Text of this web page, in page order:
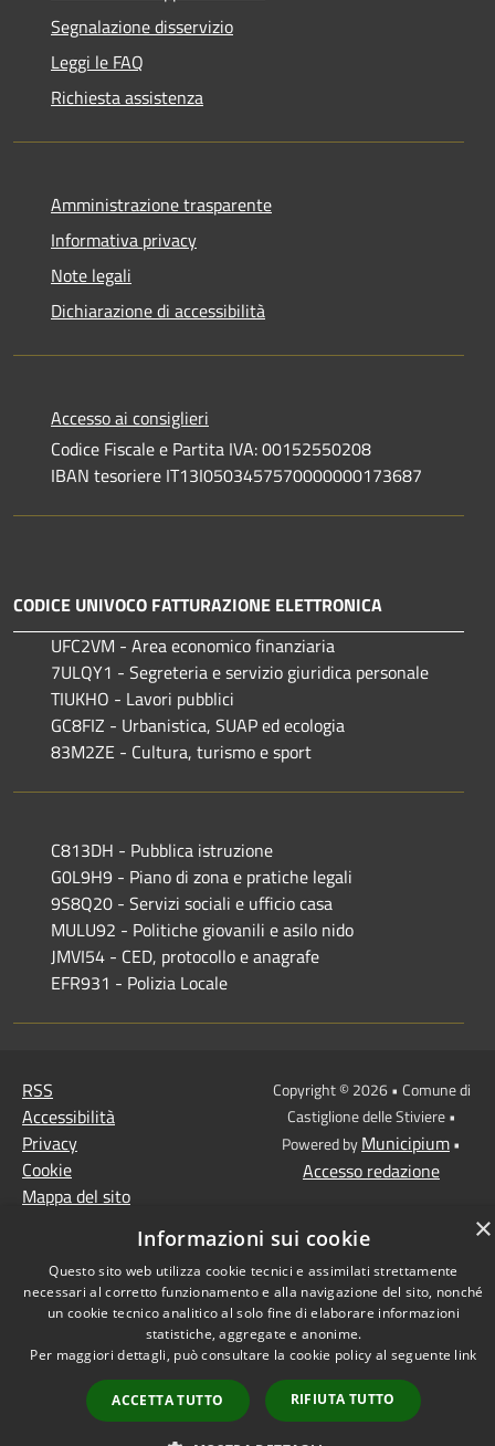
Segnalazione disservizio
Leggi le FAQ
Richiesta assistenza
Amministrazione trasparente
Informativa privacy
Note legali
Dichiarazione di accessibilità
Accesso ai consiglieri
Codice Fiscale e Partita IVA: 00152550208
IBAN tesoriere IT13I0503457570000000173687
CODICE UNIVOCO FATTURAZIONE ELETTRONICA
UFC2VM - Area economico finanziaria
7ULQY1 - Segreteria e servizio giuridica personale
TIUKHO - Lavori pubblici
GC8FIZ - Urbanistica, SUAP ed ecologia
83M2ZE - Cultura, turismo e sport
C813DH - Pubblica istruzione
G0L9H9 - Piano di zona e pratiche legali
9S8Q20 - Servizi sociali e ufficio casa
MULU92 - Politiche giovanili e asilo nido
JMVI54 - CED, protocollo e anagrafe
EFR931 - Polizia Locale
RSS
Accessibilità
Privacy
Cookie
Mappa del sito
Copyright © 2026 • Comune di
Castiglione delle Stiviere •
Powered byMunicipium•
Accesso redazione
×
Informazioni sui cookie
Questo sito web utilizza cookie tecnici e assimilati strettamente
necessari al corretto funzionamento e alla navigazione del sito, nonché
un cookie tecnico analitico al solo fine di elaborare informazioni
statistiche, aggregate e anonime.
Per maggiori dettagli, può consultare la cookie policy al seguente link
ACCETTA TUTTO RIFIUTA TUTTO